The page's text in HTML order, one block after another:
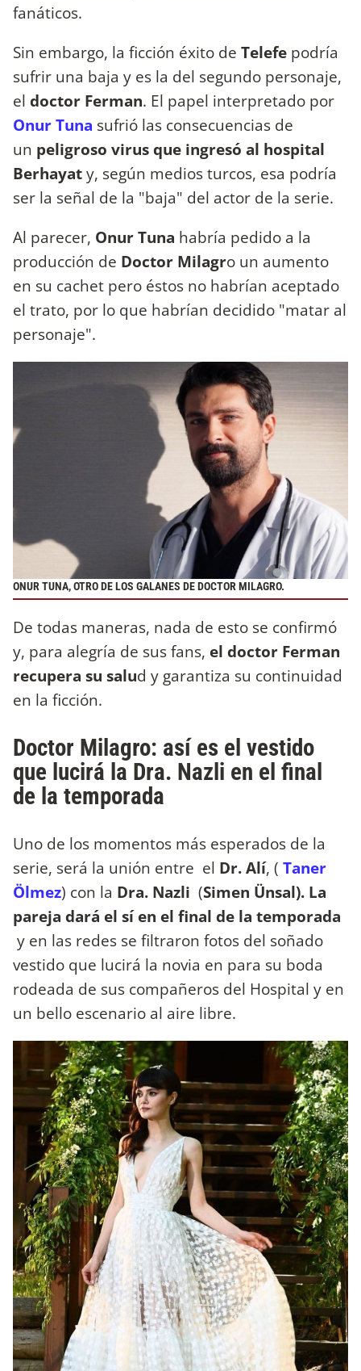
fanáticos.
Sin embargo, la ficción éxito de Telefe podría
sufrir una baja y es la del segundo personaje,
el doctor Ferman. El papel interpretado por
Onur Tuna sufrió las consecuencias de
un peligroso virus que ingresó al hospital
Berhayaty, según medios turcos, esa podría
ser la señal de la "baja" del actor de la serie.
Al parecer, Onur Tuna habría pedido a la
producción de Doctor Milagro un aumento
en su cachet pero éstos no habrían aceptado
el trato, por lo que habrían decidido "matar al
personaje".
ONUR TUNA, OTRO DE LOS GALANES DE DOCTOR MILAGRO.
De todas maneras, nada de esto se confirmó
y, para alegría de sus fans, el doctor Ferman
recupera su salud y garantiza su continuidad
en la ficción.
Doctor Milagro: así es el vestido
que lucirá la Dra. Nazli en el final
de la temporada
Uno de los momentos más esperados de la
serie, será la unión entre el Dr. Alí, ( Taner
Ölmez) con la Dra. Nazli (Simen Ünsal). La
pareja dará el sí en el final de la temporada
y en las redes se filtraron fotos del soñado
vestido que lucirá la novia en para su boda
rodeada de sus compañeros del Hospital y en
un bello escenario al aire libre.